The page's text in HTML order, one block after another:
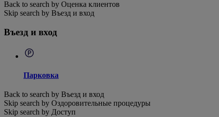
Back to search by Оценка клиентов
Skip search by Въезд и вход
Въезд и вход
Парковка
Back to search by Въезд и вход
Skip search by Оздоровительные процедуры
Skip search by Доступ